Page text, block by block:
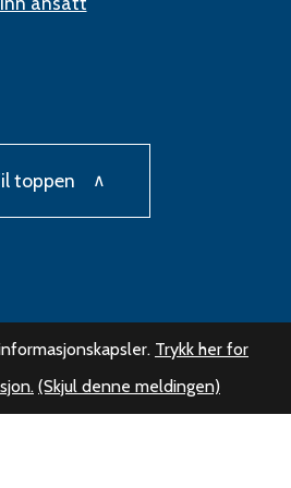
toppen
Trykk her for
(Skjul denne meldingen)